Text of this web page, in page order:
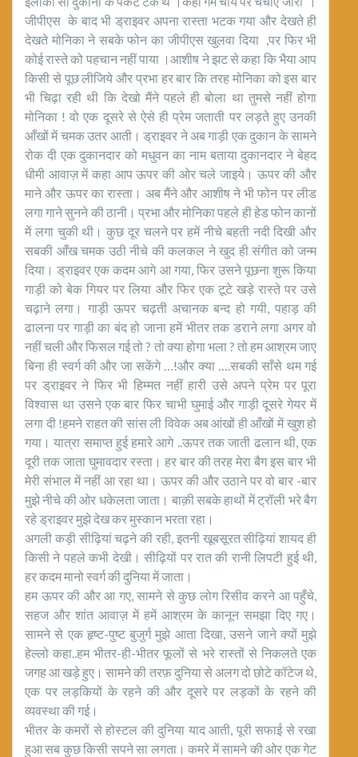
जीपीएस के बाद भी ड्राइवर अपना रास्ता भटक गया और देखते ही
देखते मोनिका ने सबके फोन का जीपीएस खुलवा दिया ,पर फिर भी
कोई रास्ते को पहचान नहीं पाया ।आशीष ने झट से कहा कि भैया आप
किसी से पूछ लीजिये और प्रभा हर बार कि तरह मोनिका को इस बार
भी चिढ़ा रही थी कि देखो मैंने पहले ही बोला था तुमसे नहीं होगा
मोनिका ! वो एक दूसरे से ऐसे ही प्रेम जताती पर लड़ते हुए उनकी
आँखों में चमक उतर आती। ड्राइवर ने अब गाड़ी एक दुकान के सामने
रोक दी एक दुकानदार को मधुवन का नाम बताया दुकानदार ने बेहद
धीमी आवाज़ में कहा आप ऊपर की ओर चले जाइये। ऊपर की और
माने और ऊपर का रास्ता। अब मैंने और आशीष ने भी फोन पर लीड
लगा गाने सुनने की ठानी। प्रभा और मोनिका पहले ही हेड फोन कानों
में लगा चुकी थी। कुछ दूर चलने पर हमें नीचे बहती नदी दिखी और
सबकी आँख चमक उठी नीचे की कलकल ने खुद ही संगीत को जन्म
दिया। ड्राइवर एक कदम आगे आ गया, फिर उसने पूछना शुरू किया
गाड़ी को बेक गियर पर लिया और फिर एक टूटे खड़े रास्ते पर उसे
चढ़ाने लगा। गाड़ी ऊपर चढ़ती अचानक बन्द हो गयी, पहाड़ की
ढालना पर गाड़ी का बंद हो जाना हमें भीतर तक डराने लगा अगर वो
नहीं चली और फिसल गई तो ? तो क्या होगा भला ? तो हम आश्रम जाए
बिना ही स्वर्ग की और जा सकेंगे …!और क्या ….सबकी साँसे थम गई
पर ड्राइवर ने फिर भी हिम्मत नहीं हारी उसे अपने प्रेम पर पूरा
विश्वास था उसने एक बार फिर चाभी घुमाई और गाड़ी दूसरे गेयर में
लगा दी !हमने राहत की सांस ली विवेक अब आंखों ही आँखों में खुश हो
गया। यात्रा समाप्त हुई हमारे आगे ..ऊपर तक जाती ढलान थी, एक
दूरी तक जाता घुमावदार रस्ता। हर बार की तरह मेरा बैग इस बार भी
मेरी संभाल में नहीं आ रहा था। ऊपर की और उठाने पर वो बार -बार
मुझे नीचे की ओर धकेलता जाता। बाक़ी सबके हाथों में ट्रॉली भरे बैग
रहे ड्राइवर मुझे देख कर मुस्कान भरता रहा।
अगली कड़ी सीढ़ियां चढ़ने की रही, इतनी खूबसूरत सीढ़ियां शायद ही
किसी ने पहले कभी देखी। सीढ़ियों पर रात की रानी लिपटी हुई थी,
हर कदम मानो स्वर्ग की दुनिया में जाता।
हम ऊपर की और आ गए, सामने से कुछ लोग रिसीव करने आ पहुँचे,
सहज और शांत आवाज़ में हमें आश्रम के कानून समझा दिए गए।
सामने से एक हृष्ट-पुष्ट बुजुर्ग मुझे आता दिखा, उसने जाने क्यों मुझे
हेल्लो कहा..हम भीतर-ही-भीतर फूलों से भरे रास्तों से निकलते एक
जगह आ खड़े हुए। सामने की तरफ़ दुनिया से अलग दो छोटे कॉटेज थे,
एक पर लड़कियों के रहने की और दूसरे पर लड़कों के रहने की
व्यवस्था की गई।
भीतर के कमरों से होस्टल की दुनिया याद आती, पूरी सफाई से रखा
हुआ सब कुछ किसी सपने सा लगता। कमरे में सामने की ओर एक गेट